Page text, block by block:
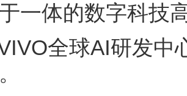
一体的数字科技
全球AI研发中